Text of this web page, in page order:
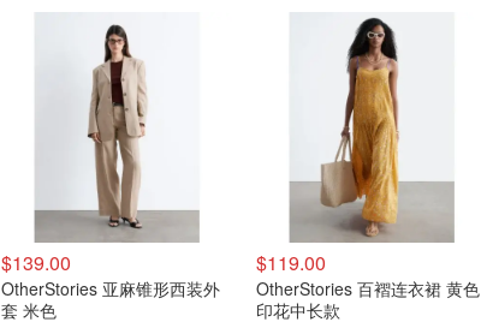
$139.00
OtherStories 亚麻锥形西装外
套 米色
$119.00
OtherStories 百褶连衣裙 黄色
印花中长款